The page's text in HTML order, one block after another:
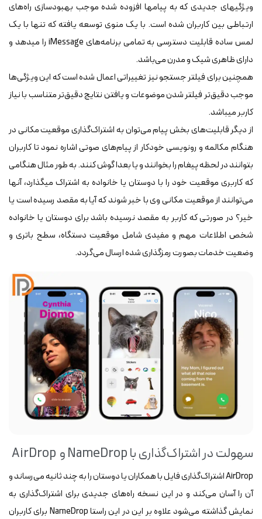
ویژگی‎های جدیدی که به پیام‎ها افزوده شده موجب بهبودسازی راه‌های
ارتباطی بین کاربران شده است. با یک منوی توسعه یافته که تنها با یک
لمس ساده قابلیت دسترسی به تمامی برنامه‎‌های iMessage را می‎دهد و
دارای ظاهری شیک و مدرن می‌باشد.
همچنین برای فیلتر جستجو نیز تغییراتی اعمال شده است که این ویژگی‌ها
موجب دقیق‌تر فیلتر شدن موضوعات و یافتن نتایج دقیق‌‎تر متناسب با نیاز
کاربر می‎باشد.
از دیگر قابلیت‌های بخش پیام می‌توان به اشتراک‎‌گذاری موقعیت مکانی در
هنگام مکالمه و رونویسی خودکار از پیام‌های صوتی اشاره نمود تا کاربران
بتوانند در لحظه پیغام را بخوانند و یا بعدا گوش کنند. به طور مثال هنگامی
که کاربری موقعیت خود را با دوستان یا خانواده به اشتراک می‎گذارد، آنها
می‌توانند از موقعیت مکانی وی با خبر شوند که آیا به مقصد رسیده است یا
خیر؟ در صورتی که کاربر به مقصد نرسیده باشد برای دوستان یا خانواده
شخص اطلاعات مهم و مفیدی شامل موقعیت دستگاه، سطح باتری و
وضعیت خدمات بصورت رمزگذاری شده ارسال می‌گردد.
سهولت در اشتراک‌گذاری با NameDrop و AirDrop
AirDrop اشتراک‌گذاری فایل با همکاران یا دوستان را به چند ثانیه می‌رساند و
آن را آسان می‌کند و در این نسخه راه‌های جدیدی برای اشتراک‌گذاری به
نمایش گذاشته می‌شود علاوه بر این در این راستا NameDrop برای کاربران